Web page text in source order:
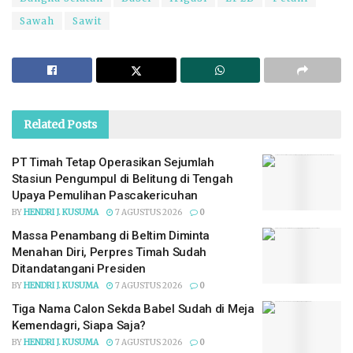
Sawah
Sawit
RelatedPosts
PT Timah Tetap Operasikan Sejumlah
Stasiun Pengumpul di Belitung di Tengah
Upaya Pemulihan Pascakericuhan
BYHENDRI J. KUSUMA 7 AGUSTUS 2026 0
Massa Penambang di Beltim Diminta
Menahan Diri, Perpres Timah Sudah
Ditandatangani Presiden
BYHENDRI J. KUSUMA 7 AGUSTUS 2026 0
Tiga Nama Calon Sekda Babel Sudah di Meja
Kemendagri, Siapa Saja?
BYHENDRI J. KUSUMA 7 AGUSTUS 2026 0